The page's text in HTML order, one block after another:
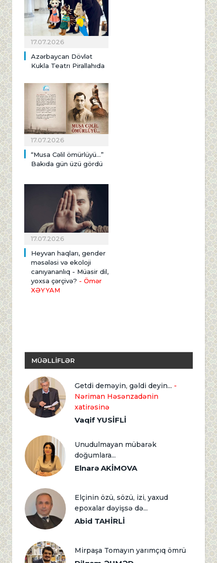
17.07.2026
Azərbaycan Dövlət
Kukla Teatrı Pirallahıda
17.07.2026
“Musa Cəlil ömürlüyü…”
Bakıda gün üzü gördü
17.07.2026
Heyvan haqları, gender
məsələsi və ekoloji
canıyananlıq - Müasir dil,
yoxsa çərçivə? - Ömər
XƏYYAM
MÜƏLLİFLƏR
Getdi deməyin, gəldi deyin... -
Nəriman Həsənzadənin
xatirəsinə
Vaqif YUSİFLİ
Unudulmayan mübarək
doğumlara...
Elnarə AKİMOVA
Elçinin özü, sözü, izi, yaxud
epoxalar dəyişsə də...
Abid TAHİRLİ
Mirpaşa Tomayın yarımçıq ömrü